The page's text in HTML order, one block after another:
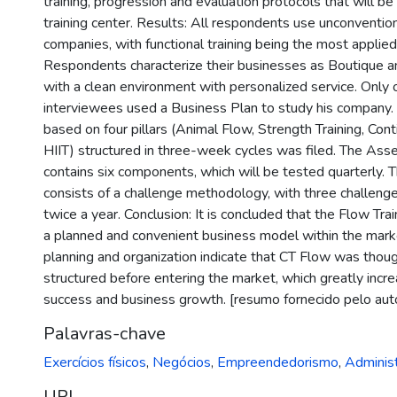
training center. Results: All respondents use
companies, with functional training being the most
Respondents characterize their businesses as Boutique
with a clean environment with personalized service. Only
interviewees used a Business Plan to study his
based on four pillars (Animal Flow, Strength Training,
HIIT) structured in three-week cycles was filed. The
contains six components, which will be tested quarterly.
consists of a challenge methodology, with three
twice a year. Conclusion: It is concluded that the Flow
a planned and convenient business model within the
planning and organization indicate that CT Flow was
structured before entering the market, which greatly
success and business growth. [resumo fornecido pelo
Palavras-chave
Exercícios físicos, Negócios, Empreendedorismo,